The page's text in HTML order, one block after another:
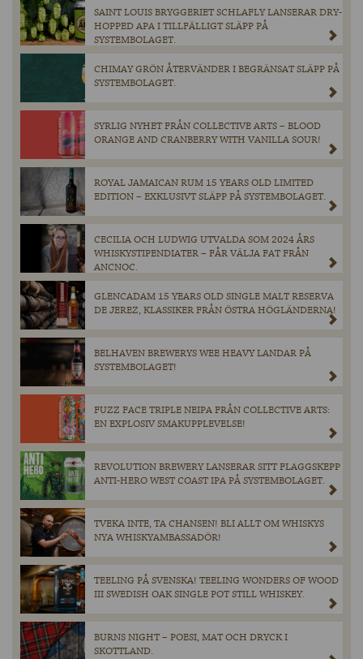
SAINT LOUIS BRYGGERIET SCHLAFLY LANSERAR DRY-
HOPPED APA I TILLFÄLLIGT SLÄPP PÅ
SYSTEMBOLAGET.
CHIMAY GRÖN ÅTERVÄNDER I BEGRÄNSAT SLÄPP PÅ
SYSTEMBOLAGET.
SYRLIG NYHET FRÅN COLLECTIVE ARTS – BLOOD
ORANGE AND CRANBERRY WITH VANILLA SOUR!
ROYAL JAMAICAN RUM 15 YEARS OLD LIMITED
EDITION – EXKLUSIVT SLÄPP PÅ SYSTEMBOLAGET.
CECILIA OCH LUDWIG UTVALDA SOM 2024 ÅRS
WHISKYSTIPENDIATER – FÅR VÄLJA FAT FRÅN
ANCNOC.
GLENCADAM 15 YEARS OLD SINGLE MALT RESERVA
DE JEREZ, KLASSIKER FRÅN ÖSTRA HÖGLÄNDERNA!
BELHAVEN BREWERYS WEE HEAVY LANDAR PÅ
SYSTEMBOLAGET!
FUZZ FACE TRIPLE NEIPA FRÅN COLLECTIVE ARTS:
EN EXPLOSIV SMAKUPPLEVELSE!
REVOLUTION BREWERY LANSERAR SITT FLAGGSKEPP
ANTI-HERO WEST COAST IPA PÅ SYSTEMBOLAGET.
TVEKA INTE, TA CHANSEN! BLI ALLT OM WHISKYS
NYA WHISKYAMBASSADÖR!
TEELING PÅ SVENSKA! TEELING WONDERS OF WOOD
III SWEDISH OAK SINGLE POT STILL WHISKEY.
BURNS NIGHT – POESI, MAT OCH DRYCK I
SKOTTLAND.